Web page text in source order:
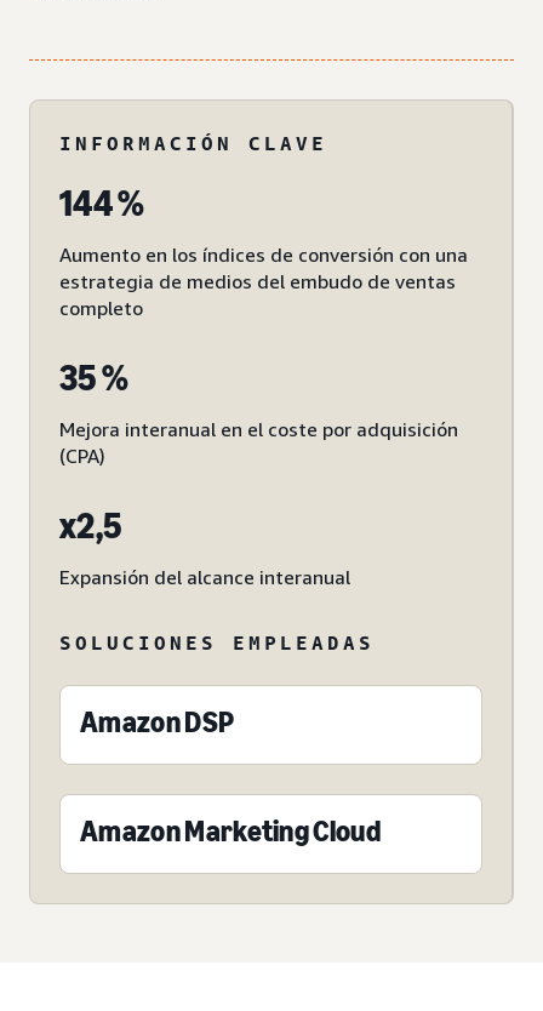
INFORMACIÓN CLAVE
144 %
Aumento en los índices de conversión con una
estrategia de medios del embudo de ventas
completo
35 %
Mejora interanual en el coste por adquisición
(CPA)
x2,5
Expansión del alcance interanual
SOLUCIONES EMPLEADAS
Amazon DSP
Amazon Marketing Cloud